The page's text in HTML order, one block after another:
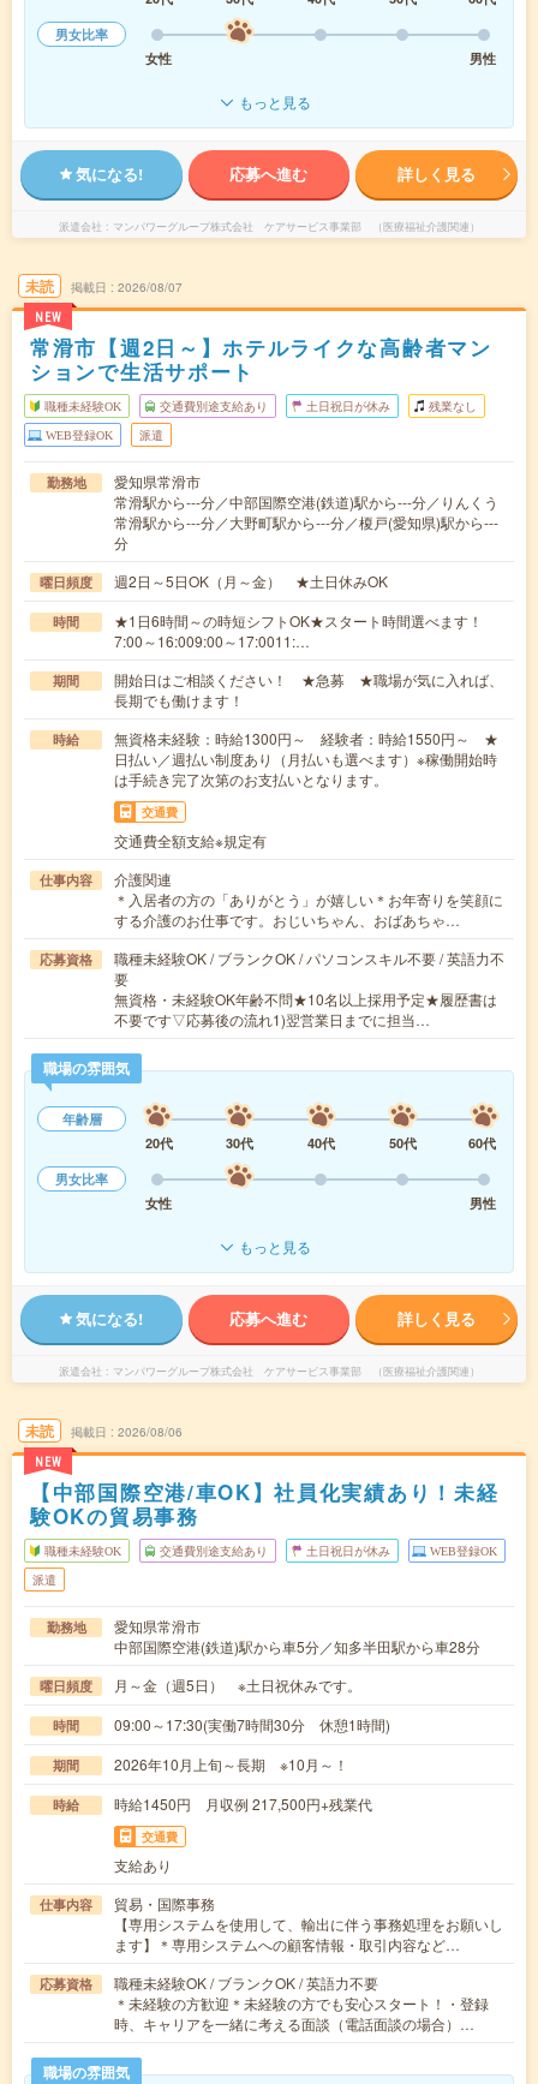
男女比率
女性
男性
もっと見る
気になる! 応募へ進む 詳しく見る
派遣会社 マンパワーグループ株式会社 ケアサービス事業部 （医療福祉介護関連）
未読
NEW
掲載日 2026/08/07
常滑市【週2日～】ホテルライクな高齢者マン
ションで生活サポート
職種未経験OK 交通費別途支給あり 土日祝日が休み 残業なし
WEB登録OK 派遣
勤務地
愛知県常滑市
常滑駅から---分／中部国際空港(鉄道)駅から---分／りんくう
常滑駅から---分／大野町駅から---分／榎戸(愛知県)駅から---
分
曜日頻度 週2日～5日OK（月～金） ★土日休みOK
時間
★1日6時間～の時短シフトOK★スタート時間選べます！
7:00～16:009:00～17:0011:…
期間
開始日はご相談ください！ ★急募 ★職場が気に入れば、
長期でも働けます！
時給
無資格未経験：時給1300円～ 経験者：時給1550円～ ★
日払い／週払い制度あり（月払いも選べます）※稼働開始時
は手続き完了次第のお支払いとなります。
交通費
交通費全額支給※規定有
仕事内容
介護関連
＊入居者の方の「ありがとう」が嬉しい＊お年寄りを笑顔に
する介護のお仕事です。おじいちゃん、おばあちゃ…
応募資格
職種未経験OK / ブランクOK / パソコンスキル不要 / 英語力不
要
無資格・未経験OK年齢不問★10名以上採用予定★履歴書は
不要です▽応募後の流れ1)翌営業日までに担当…
職場の雰囲気
年齢層
20代
30代 40代 50代
60代
男女比率
女性
男性
もっと見る
気になる! 応募へ進む 詳しく見る
派遣会社 マンパワーグループ株式会社 ケアサービス事業部 （医療福祉介護関連）
未読
NEW
掲載日 2026/08/06
【中部国際空港/車OK】社員化実績あり！未経
験OKの貿易事務
職種未経験OK 交通費別途支給あり 土日祝日が休み WEB登録OK
派遣
勤務地
愛知県常滑市
中部国際空港(鉄道)駅から車5分／知多半田駅から車28分
曜日頻度 月～金（週5日） ※土日祝休みです。
時間 09:00～17:30(実働7時間30分 休憩1時間)
期間 2026年10月上旬～長期 ※10月～！
時給 時給1450円 月収例 217,500円+残業代
交通費
支給あり
仕事内容
貿易・国際事務
【専用システムを使用して、輸出に伴う事務処理をお願いし
ます】＊専用システムへの顧客情報・取引内容など…
応募資格
職種未経験OK / ブランクOK / 英語力不要
＊未経験の方歓迎＊未経験の方でも安心スタート！・登録
時、キャリアを一緒に考える面談（電話面談の場合）…
職場の雰囲気